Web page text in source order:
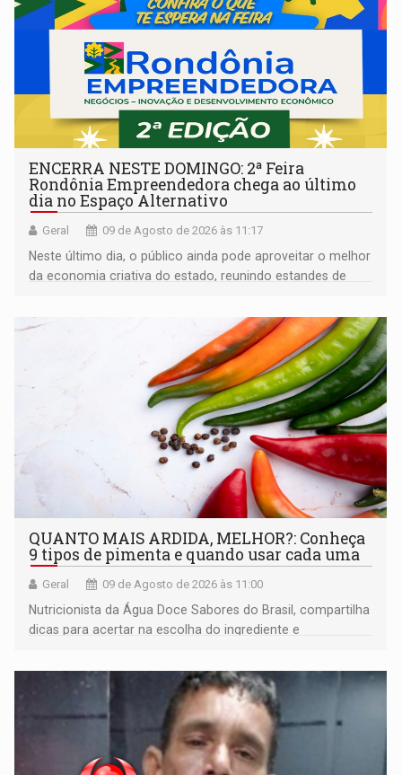
ENCERRA NESTE DOMINGO: 2ª Feira
Rondônia Empreendedora chega ao último
dia no Espaço Alternativo
Geral 09 de Agosto de 2026 às 11:17
Neste último dia, o público ainda pode aproveitar o melhor
da economia criativa do estado, reunindo estandes de
QUANTO MAIS ARDIDA, MELHOR?: Conheça
9 tipos de pimenta e quando usar cada uma
Geral 09 de Agosto de 2026 às 11:00
Nutricionista da Água Doce Sabores do Brasil, compartilha
dicas para acertar na escolha do ingrediente e